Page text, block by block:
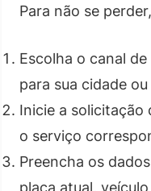
Para não se
Escolha o canal
para sua cidade
Inicie a solicitação
o serviço
Preencha os
placa atual,